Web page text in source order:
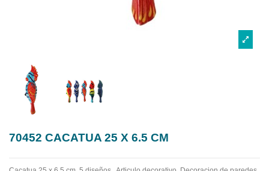
70452 CACATUA 25 X 6.5 CM